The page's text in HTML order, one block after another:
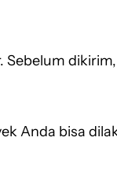
Anda bisa